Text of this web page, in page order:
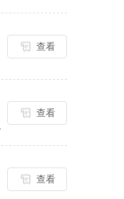
查看
斤，...
查看
查看